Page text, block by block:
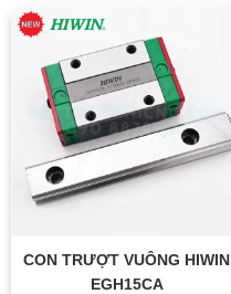
CON TRƯỢT VUÔNG HIWIN
EGH15CA